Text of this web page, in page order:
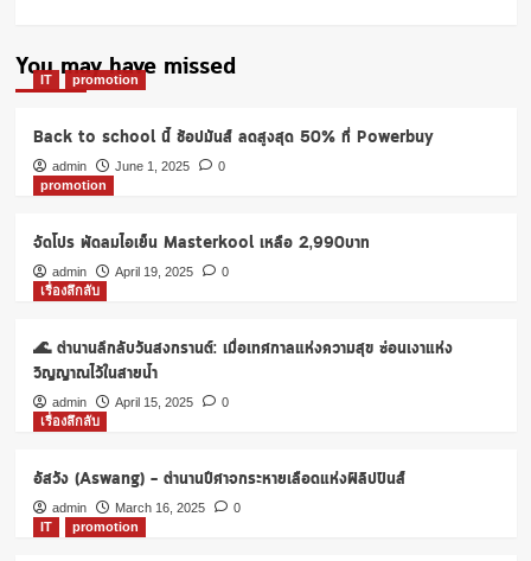
You may have missed
IT promotion
Back to school นี้ ช้อปมันส์ ลดสูงสุด 50% ที่ Powerbuy
admin June 1, 2025
0
promotion
จัดโปร พัดลมไอเย็น Masterkool เหลือ 2,990บาท
admin April 19, 2025
0
เรื่องลึกลับ
🌊 ตำนานลึกลับวันสงกรานต์: เมื่อเทศกาลแห่งความสุข ซ่อนเงาแห่ง
วิญญาณไว้ในสายน้ำ
admin April 15, 2025
0
เรื่องลึกลับ
อัสวัง (Aswang) – ตำนานปีศาจกระหายเลือดแห่งฟิลิปปินส์
admin March 16, 2025
0
IT
promotion